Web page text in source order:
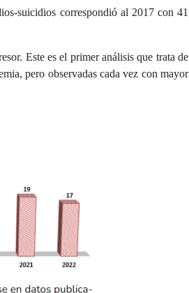
suicidios correspondió al 2017 con 41
Este es el primer análisis que trata de
pero observadas cada vez con mayor